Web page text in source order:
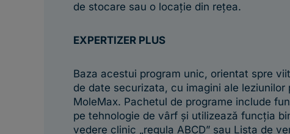
de stocare sau o locație din rețea.
EXPERTIZER PLUS
Baza acestui program unic, orientat spre
de date securizata, cu imagini ale
MoleMax. Pachetul de programe include
pe tehnologie de vârf și utilizează funcția
vedere clinic „regula ABCD” sau Lista de